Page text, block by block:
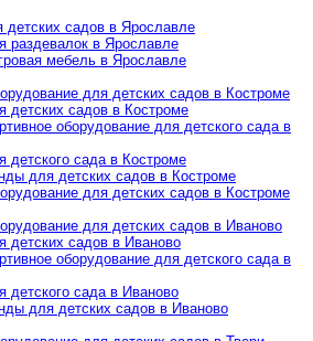
детских садов в Ярославле
раздевалок в Ярославле
мебель в Ярославле
для детских садов в Костроме
детских садов в Костроме
оборудование для детского сада в
детского сада в Костроме
для детских садов в Костроме
для детских садов в Костроме
для детских садов в Иваново
детских садов в Иваново
оборудование для детского сада в
детского сада в Иваново
для детских садов в Иваново